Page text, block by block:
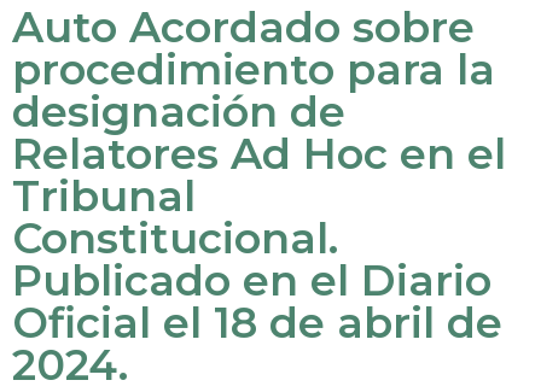
Auto Acordado sobre
procedimiento para la
designación de
Relatores Ad Hoc en el
Tribunal
Constitucional.
Publicado en el Diario
Oficial el 18 de abril de
2024.